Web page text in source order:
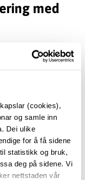
(cookies),
og samle inn
Dei ulike
for å få sidene
statistikk og bruk,
deg på sidene. Vi
nettstaden vår
med
av
i fagfordelinga
eller meir
i skriftleg
til
om ein kan